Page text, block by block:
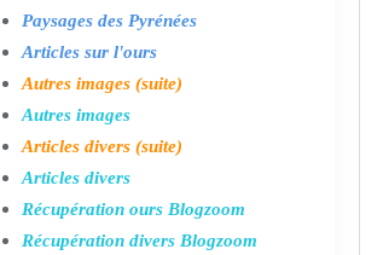
Paysages des Pyrénées
Articles sur l'ours
Autres images (suite)
Autres images
Articles divers (suite)
Articles divers
Récupération ours Blogzoom
Récupération divers Blogzoom